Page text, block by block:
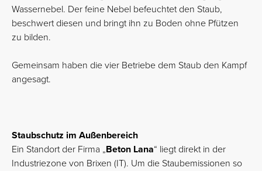
Wassernebel. Der feine Nebel befeuchtet den Staub,
beschwert diesen und bringt ihn zu Boden ohne Pfützen
zu bilden.
Gemeinsam haben die vier Betriebe dem Staub den Kampf
angesagt.
Staubschutz im Außenbereich
Ein Standort der Firma „Beton Lana“ liegt direkt in der
Industriezone von Brixen (IT). Um die Staubemissionen so